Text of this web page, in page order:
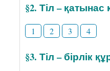
§2. Тіл –
1 2 3 4
§3. Тіл – бірлік